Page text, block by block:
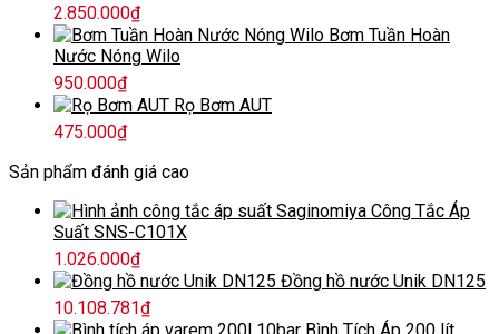
2.850.000₫
Bơm Tuần Hoàn
Nước Nóng Wilo
950.000₫
Rọ Bơm AUT
475.000₫
Sản phẩm đánh giá cao
Công Tắc Áp
Suất SNS-C101X
1.026.000₫
Đồng hồ nước Unik DN125
10.108.781₫
Bình Tích Áp 200 lít